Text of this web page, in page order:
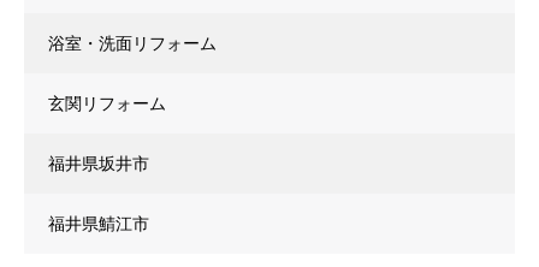
浴室・洗面リフォーム
玄関リフォーム
福井県坂井市
福井県鯖江市